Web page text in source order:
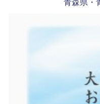
青森県・